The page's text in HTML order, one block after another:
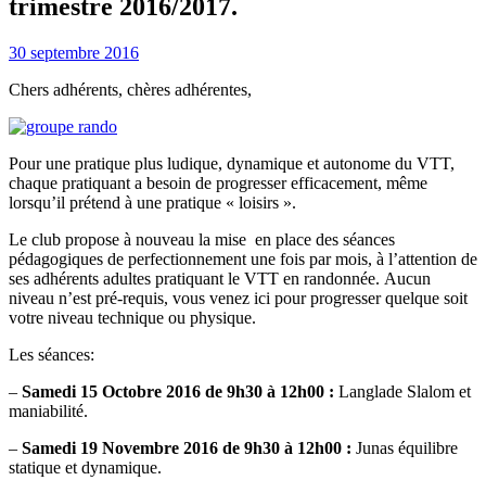
trimestre 2016/2017.
30 septembre 2016
Chers adhérents, chères adhérentes,
Pour une pratique plus ludique, dynamique et autonome du VTT,
chaque pratiquant a besoin de progresser efficacement, même
lorsqu’il prétend à une pratique « loisirs ».
Le club propose à nouveau la mise en place des séances
pédagogiques de perfectionnement une fois par mois, à l’attention de
ses adhérents adultes pratiquant le VTT en randonnée. Aucun
niveau n’est pré-requis, vous venez ici pour progresser quelque soit
votre niveau technique ou physique.
Les séances:
– Samedi 15 Octobre 2016 de 9h30 à 12h00 : Langlade Slalom et
maniabilité.
– Samedi 19 Novembre 2016 de 9h30 à 12h00 : Junas équilibre
statique et dynamique.